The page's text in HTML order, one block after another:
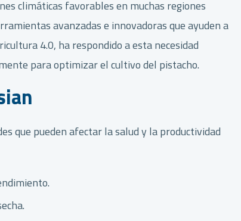
climáticas favorables en muchas regiones
avanzadas e innovadoras que ayuden a
4.0, ha respondido a esta necesidad
para optimizar el cultivo del pistacho.
que pueden afectar la salud y la productividad